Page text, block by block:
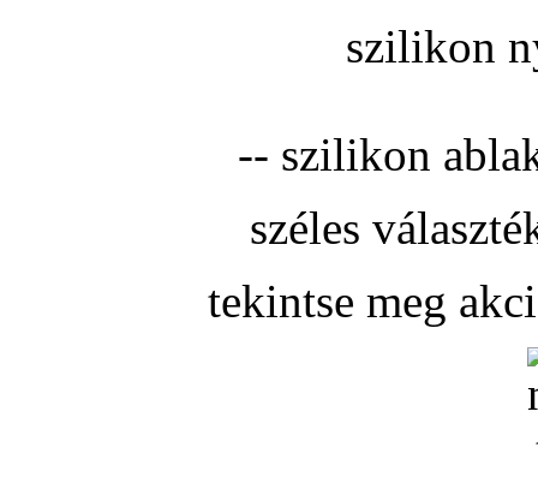
szilikon
-- szilikon
széles
tekintse meg